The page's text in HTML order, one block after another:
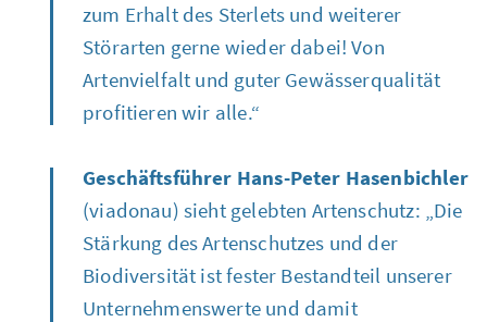
zum Erhalt des Sterlets und weiterer
Störarten gerne wieder dabei! Von
Artenvielfalt und guter Gewässerqualität
profitieren wir alle.“
Geschäftsführer Hans-Peter Hasenbichler
(viadonau) sieht gelebten Artenschutz: „Die
Stärkung des Artenschutzes und der
Biodiversität ist fester Bestandteil unserer
Unternehmenswerte und damit